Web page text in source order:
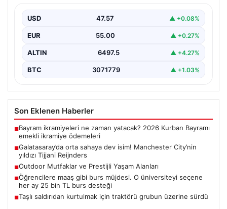
{"title": "Galatasaray Orta Sahaya Dev Transferle
Reijnders"}, "content": "Yaz…
USD 47.57 ▲ +0.08%
EUR 55.00 ▲ +0.27%
ALTIN 6497.5 ▲ +4.27%
BTC 3071779 ▲ +1.03%
Son Eklenen Haberler
■Bayram ikramiyeleri ne zaman yatacak? 2026 Kurban Bayramı
emekli ikramiye ödemeleri
■Galatasaray’da orta sahaya dev isim! Manchester City’nin
yıldızı Tijjani Reijnders
■Outdoor Mutfaklar ve Prestijli Yaşam Alanları
■Öğrencilere maaş gibi burs müjdesi. O üniversiteyi seçene
her ay 25 bin TL burs desteği
■Taşlı saldırıdan kurtulmak için traktörü grubun üzerine sürdü